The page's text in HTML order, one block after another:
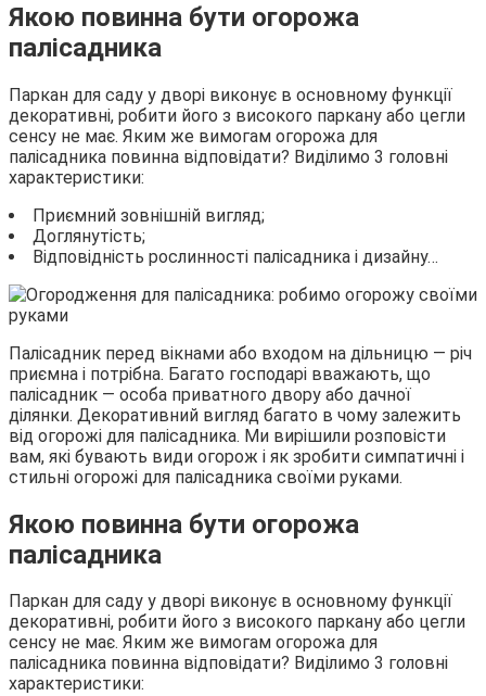
Якою повинна бути огорожа
палісадника
Паркан для саду у дворі виконує в основному функції
декоративні, робити його з високого паркану або цегли
сенсу не має. Яким же вимогам огорожа для
палісадника повинна відповідати? Виділимо 3 головні
характеристики:
Приємний зовнішній вигляд;
Доглянутість;
Відповідність рослинності палісадника і дизайну…
Палісадник перед вікнами або входом на дільницю — річ
приємна і потрібна. Багато господарі вважають, що
палісадник — особа приватного двору або дачної
ділянки. Декоративний вигляд багато в чому залежить
від огорожі для палісадника. Ми вирішили розповісти
вам, які бувають види огорож і як зробити симпатичні і
стильні огорожі для палісадника своїми руками.
Якою повинна бути огорожа
палісадника
Паркан для саду у дворі виконує в основному функції
декоративні, робити його з високого паркану або цегли
сенсу не має. Яким же вимогам огорожа для
палісадника повинна відповідати? Виділимо 3 головні
характеристики: